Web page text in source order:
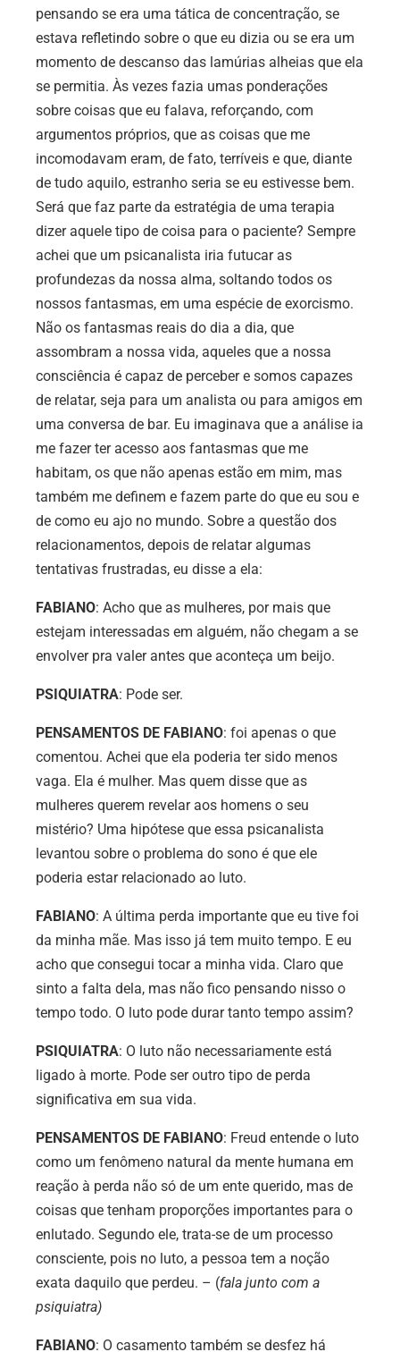
pensando se era uma tática de concentração, se
estava refletindo sobre o que eu dizia ou se era um
momento de descanso das lamúrias alheias que ela
se permitia. Às vezes fazia umas ponderações
sobre coisas que eu falava, reforçando, com
argumentos próprios, que as coisas que me
incomodavam eram, de fato, terríveis e que, diante
de tudo aquilo, estranho seria se eu estivesse bem.
Será que faz parte da estratégia de uma terapia
dizer aquele tipo de coisa para o paciente? Sempre
achei que um psicanalista iria futucar as
profundezas da nossa alma, soltando todos os
nossos fantasmas, em uma espécie de exorcismo.
Não os fantasmas reais do dia a dia, que
assombram a nossa vida, aqueles que a nossa
consciência é capaz de perceber e somos capazes
de relatar, seja para um analista ou para amigos em
uma conversa de bar. Eu imaginava que a análise ia
me fazer ter acesso aos fantasmas que me
habitam, os que não apenas estão em mim, mas
também me definem e fazem parte do que eu sou e
de como eu ajo no mundo. Sobre a questão dos
relacionamentos, depois de relatar algumas
tentativas frustradas, eu disse a ela:
FABIANO: Acho que as mulheres, por mais que
estejam interessadas em alguém, não chegam a se
envolver pra valer antes que aconteça um beijo.
PSIQUIATRA: Pode ser.
PENSAMENTOS DE FABIANO: foi apenas o que
comentou. Achei que ela poderia ter sido menos
vaga. Ela é mulher. Mas quem disse que as
mulheres querem revelar aos homens o seu
mistério? Uma hipótese que essa psicanalista
levantou sobre o problema do sono é que ele
poderia estar relacionado ao luto.
FABIANO: A última perda importante que eu tive foi
da minha mãe. Mas isso já tem muito tempo. E eu
acho que consegui tocar a minha vida. Claro que
sinto a falta dela, mas não fico pensando nisso o
tempo todo. O luto pode durar tanto tempo assim?
PSIQUIATRA: O luto não necessariamente está
ligado à morte. Pode ser outro tipo de perda
significativa em sua vida.
PENSAMENTOS DE FABIANO: Freud entende o luto
como um fenômeno natural da mente humana em
reação à perda não só de um ente querido, mas de
coisas que tenham proporções importantes para o
enlutado. Segundo ele, trata-se de um processo
consciente, pois no luto, a pessoa tem a noção
exata daquilo que perdeu. – (fala junto com a
psiquiatra)
FABIANO: O casamento também se desfez há